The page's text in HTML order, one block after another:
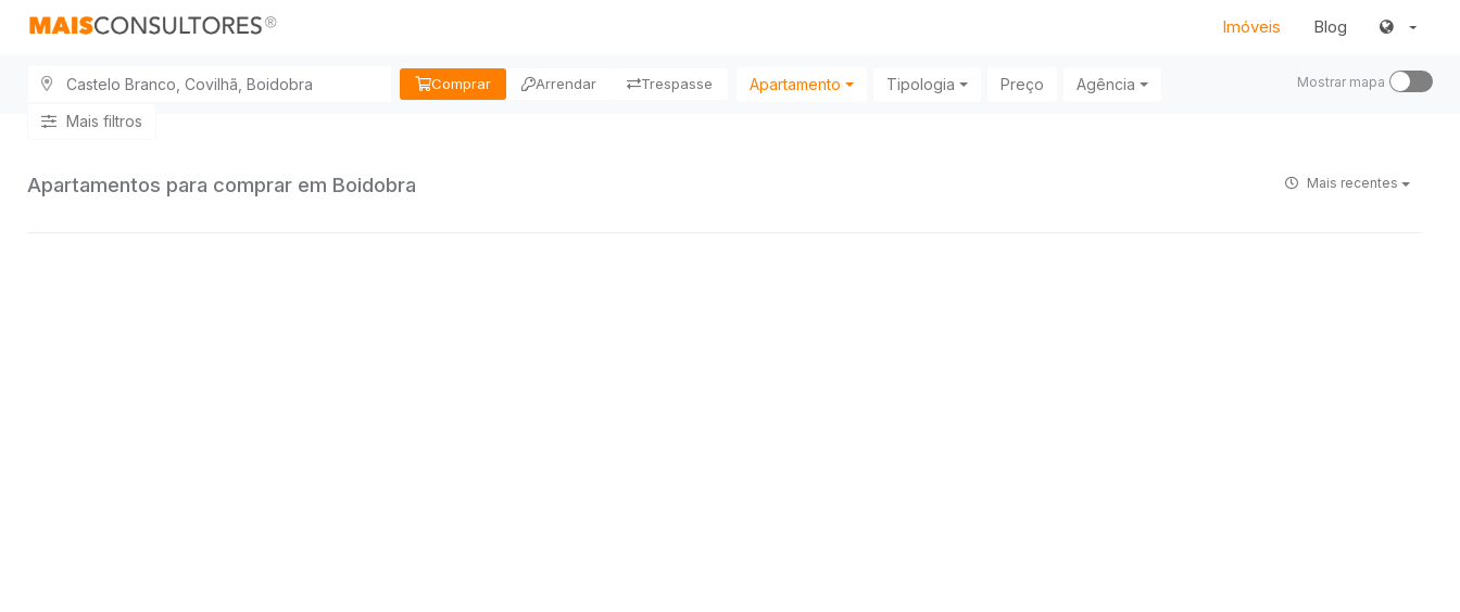
Imóveis Blog
Comprar Arrendar Trespasse Apartamento Tipologia Preço Agência
Mais filtros
Mostrar mapa
Apartamentos para comprar em Boidobra Mais recentes